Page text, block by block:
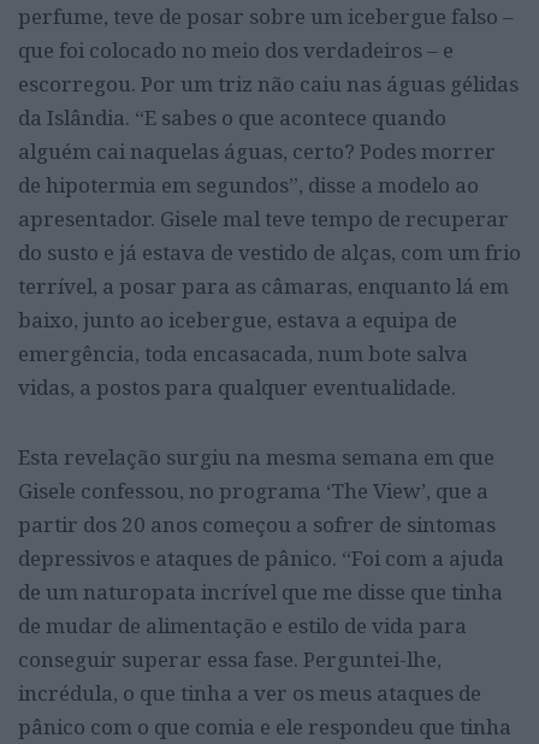
perfume, teve de posar sobre um icebergue falso –
que foi colocado no meio dos verdadeiros – e
escorregou. Por um triz não caiu nas águas gélidas
da Islândia. “E sabes o que acontece quando
alguém cai naquelas águas, certo? Podes morrer
de hipotermia em segundos”, disse a modelo ao
apresentador. Gisele mal teve tempo de recuperar
do susto e já estava de vestido de alças, com um frio
terrível, a posar para as câmaras, enquanto lá em
baixo, junto ao icebergue, estava a equipa de
emergência, toda encasacada, num bote salva
vidas, a postos para qualquer eventualidade.
Esta revelação surgiu na mesma semana em que
Gisele confessou, no programa ‘The View’, que a
partir dos 20 anos começou a sofrer de sintomas
depressivos e ataques de pânico. “Foi com a ajuda
de um naturopata incrível que me disse que tinha
de mudar de alimentação e estilo de vida para
conseguir superar essa fase. Perguntei-lhe,
incrédula, o que tinha a ver os meus ataques de
pânico com o que comia e ele respondeu que tinha